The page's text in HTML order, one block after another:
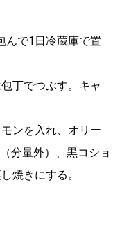
で1日冷蔵庫で置
丁でつぶす。キャ
ンを入れ、オリー
分量外）、黒コショ
焼きにする。